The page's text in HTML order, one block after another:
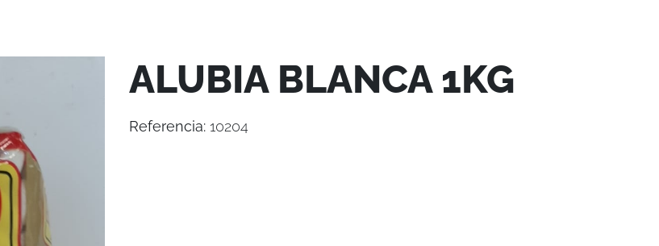
ALUBIA BLANCA 1KG
Referencia: 10204